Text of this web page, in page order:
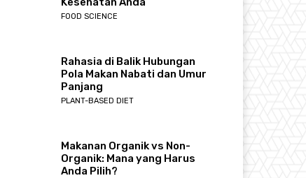
FOOD SCIENCE
Rahasia di Balik Hubungan
Pola Makan Nabati dan Umur
Panjang
PLANT-BASED DIET
Makanan Organik vs Non-
Organik: Mana yang Harus
Anda Pilih?